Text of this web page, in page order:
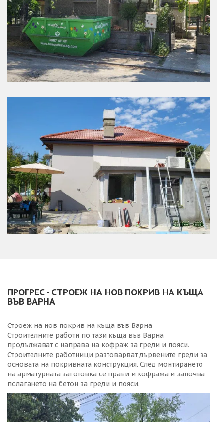
ПРОГРЕС - СТРОЕЖ НА НОВ ПОКРИВ НА КЪЩА
ВЪВ ВАРНА
Строеж на нов покрив на къща във Варна
Строителните работи по тази къща във Варна
продължават с направа на кофраж за греди и пояси.
Строителните работници разтоварват дървените греди за
основата на покривната конструкция. След монтирането
на арматурната заготовка се прави и кофража и започва
полагането на бетон за греди и пояси.